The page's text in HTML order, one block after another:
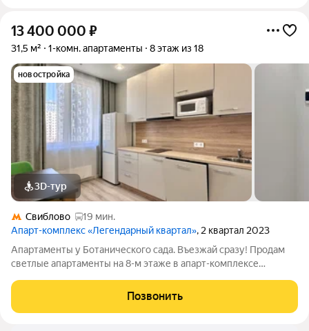
13 400 000 ₽
31,5 м² 1-комн. апартаменты 8 этаж из 18
новостройка
3D-тур
Свиблово
19 мин.
Апарт-комплекс «Легендарный квартал», 2 квартал 2023
Апартаменты у Ботанического сада. Въезжай сразу! Продам
светлые апартаменты на 8-м этаже в апарт-комплексе
Лот 3-172 Площадь: 31,5 м Вас ждет продуманное
Позвонить